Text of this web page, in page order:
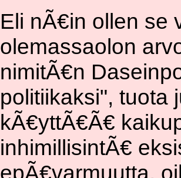
Eli nÃ€in ollen se
olemassaolon
nimitÃ€n
politiikaksi", tuota
kÃ€yttÃ€Ã€
inhimillisintÃ€
epÃ€varmuutta,